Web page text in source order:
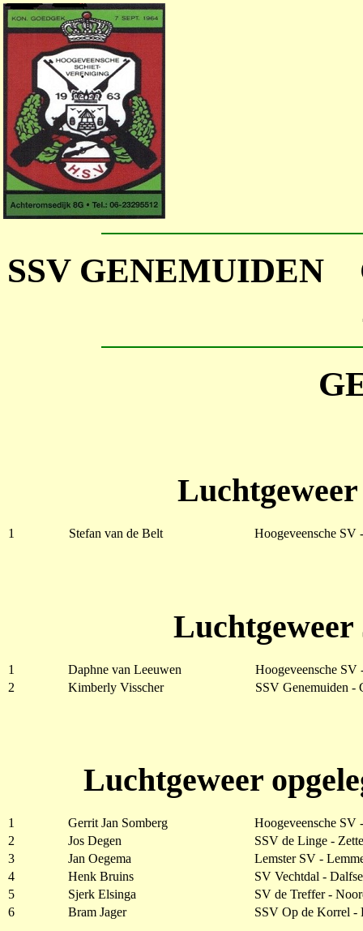
SSV
1 Stefan van de Belt Hoogeveensche SV
Luchtgeweer
1 Daphne van Leeuwen
Hoogeveensche SV
2
Kimberly Visscher SSV Genemuiden -
Luchtgeweer
1 Gerrit Jan Somberg
Hoogeveensche SV
2
Jos Degen
SSV de Linge -
3
Jan Oegema
Lemster SV -
4
Henk Bruins
SV Vechtdal -
5
Sjerk Elsinga
SV de Treffer -
6
Bram Jager SSV Op de Korrel -